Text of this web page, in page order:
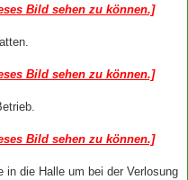
Bild sehen zu können.]
Bild sehen zu können.]
Bild sehen zu können.]
in die Halle um bei der Verlosung